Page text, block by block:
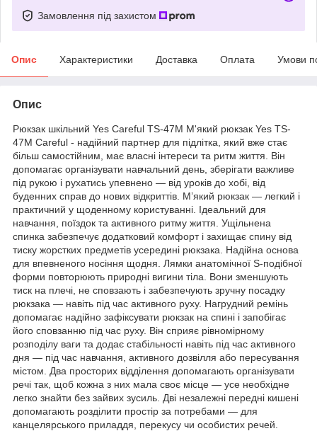
Замовлення під захистом
Опис Характеристики Доставка Оплата Умови
Опис
Рюкзак шкільний Yes Careful TS-47M М'який рюкзак Yes TS-
47М Careful - надійний партнер для підлітка, який вже стає
більш самостійним, має власні інтереси та ритм життя. Він
допомагає організувати навчальний день, зберігати важливе
під рукою і рухатись упевнено — від уроків до хобі, від
буденних справ до нових відкриттів. М’який рюкзак — легкий і
практичний у щоденному користуванні. Ідеальний для
навчання, поїздок та активного ритму життя. Ущільнена
спинка забезпечує додатковий комфорт і захищає спину від
тиску жорстких предметів усередині рюкзака. Надійна основа
для впевненого носіння щодня. Лямки анатомічної S-подібної
форми повторюють природні вигини тіла. Вони зменшують
тиск на плечі, не сповзають і забезпечують зручну посадку
рюкзака — навіть під час активного руху. Нагрудний ремінь
допомагає надійно зафіксувати рюкзак на спині і запобігає
його сповзанню під час руху. Він сприяє рівномірному
розподілу ваги та додає стабільності навіть під час активного
дня — під час навчання, активного дозвілля або пересування
містом. Два просторих відділення допомагають організувати
речі так, щоб кожна з них мала своє місце — усе необхідне
легко знайти без зайвих зусиль. Дві незалежні передні кишені
допомагають розділити простір за потребами — для
канцелярського приладдя, перекусу чи особистих речей.